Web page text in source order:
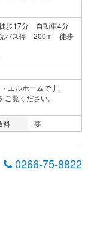
歩17分 自動車4分
院バス停 200m 徒歩
エルホームです。
覧ください。
料 要
0266-75-8822